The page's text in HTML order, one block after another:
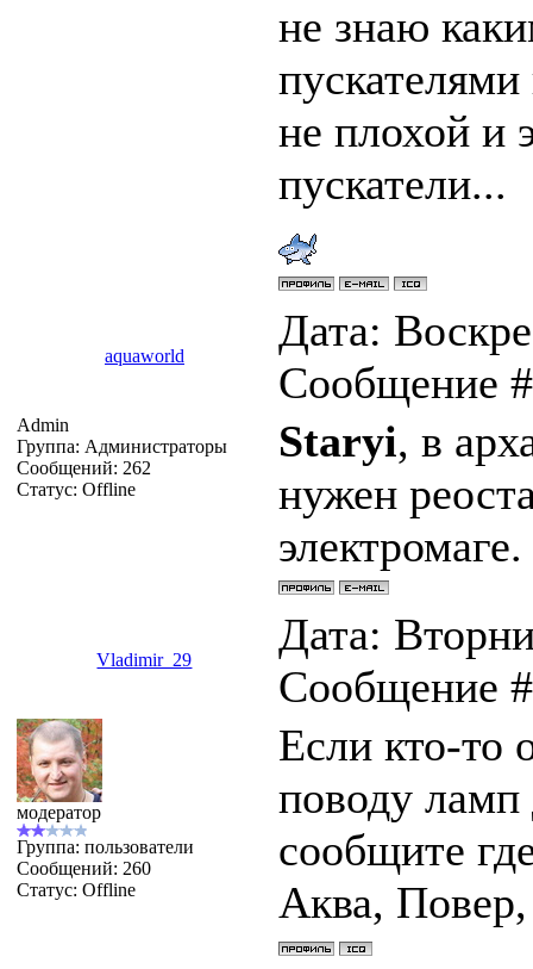
не знаю
не плохой и
пускатели...
aquaworld
Дата:
Сообщение
Admin
Группа: Администраторы
Сообщений: 262
Статус: Offline
Staryi, в
нужен
электромаге.
Vladimir_29
Дата:
Сообщение
модератор
Группа: пользователи
Сообщений: 260
Статус: Offline
Если кто-то
поводу ламп
сообщите
Аква,